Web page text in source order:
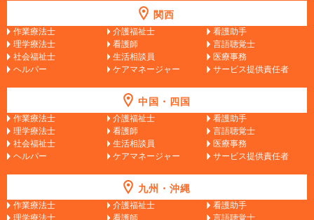
関西
作業療法士 介護福祉士
看護助手
理学療法士
看護師
言語聴覚士
社会福祉士
生活相談員
医療事務
ヘルパー
ケアマネージャー サービス提供責任者
中国・四国
作業療法士 介護福祉士
看護助手
理学療法士
看護師
言語聴覚士
社会福祉士
生活相談員
医療事務
ヘルパー
ケアマネージャー サービス提供責任者
九州・沖縄
作業療法士 介護福祉士
看護助手
理学療法士
看護師
言語聴覚士